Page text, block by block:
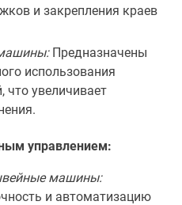
и закрепления краев
Предназначены
использования
что увеличивает
управлением:
машины:
и автоматизацию